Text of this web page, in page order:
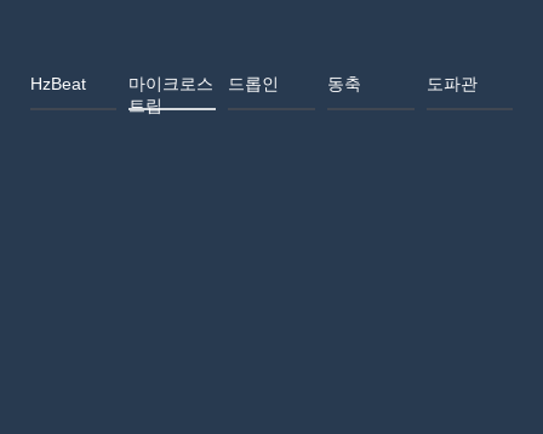
HzBeat
마이크로스
트립
드롭인 동축 도파관